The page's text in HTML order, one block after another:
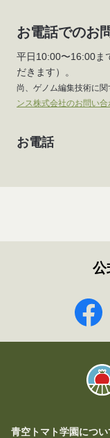
お電話でのお
平日10:00〜16:00ま
だきます）。
尚、ゲノム編集技術に関
ンス株式会社のお問い
お電話
公
青空トマト学園につい